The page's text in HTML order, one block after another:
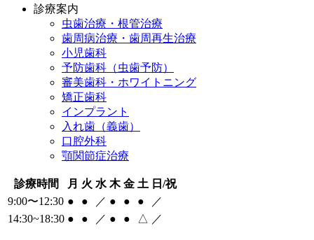
診療案内
虫歯治療・根管治療
歯周病治療・歯周再生治療
小児歯科
予防歯科（虫歯予防）
審美歯科・ホワイトニング
矯正歯科
インプラント
入れ歯（義歯）
口腔外科
顎関節症治療
診療時間 月 火 水 木 金 土 日/祝
9:00〜12:30 ● ● ／ ● ● ●
／
14:30~18:30 ● ● ／ ● ● △ ／